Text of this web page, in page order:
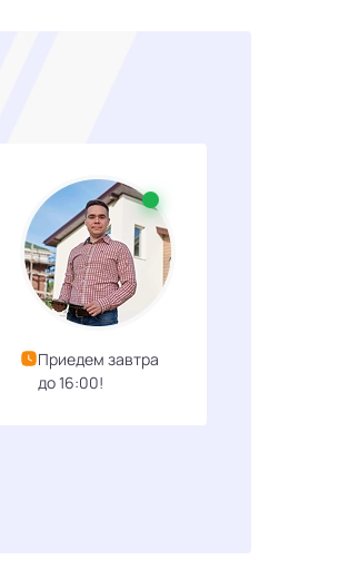
Приедем завтра
до 16:00!